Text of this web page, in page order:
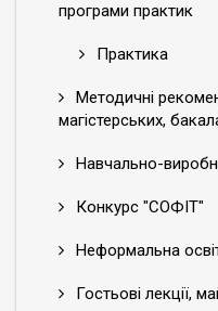
програми практик
Практика
Методичні
магістерських,
Навчально-
Конкурс "СОФІТ"
Неформальна
Гостьові лекції,